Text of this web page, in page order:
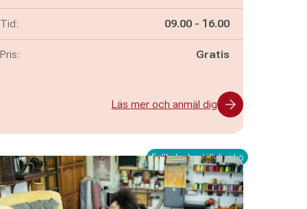
Tid: Pågår mellan
09.00 - och
16.00
Pris: Gratis
Läs mer och anmäl dig
Fullbokad - ställ dig i kö